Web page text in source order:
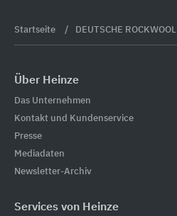
Startseite DEUTSCHE ROCKWOOL
Über Heinze
Das Unternehmen
Kontakt und Kundenservice
Presse
Mediadaten
Newsletter-Archiv
Services von Heinze